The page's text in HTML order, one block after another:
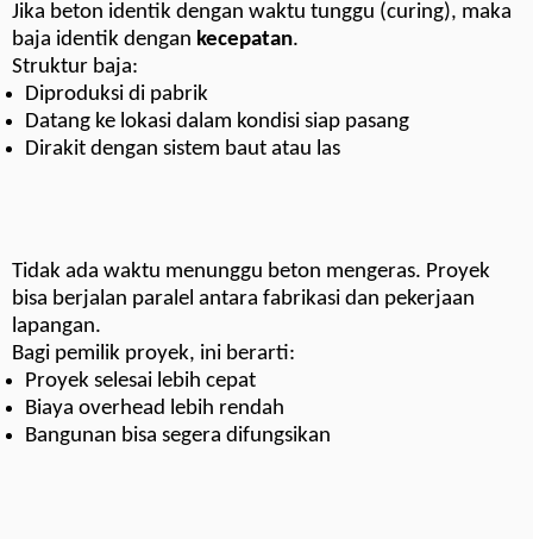
Jika beton identik dengan waktu tunggu (curing), maka
baja identik dengan kecepatan.
Struktur baja:
Diproduksi di pabrik
Datang ke lokasi dalam kondisi siap pasang
Dirakit dengan sistem baut atau las
Tidak ada waktu menunggu beton mengeras. Proyek
bisa berjalan paralel antara fabrikasi dan pekerjaan
lapangan.
Bagi pemilik proyek, ini berarti:
Proyek selesai lebih cepat
Biaya overhead lebih rendah
Bangunan bisa segera difungsikan